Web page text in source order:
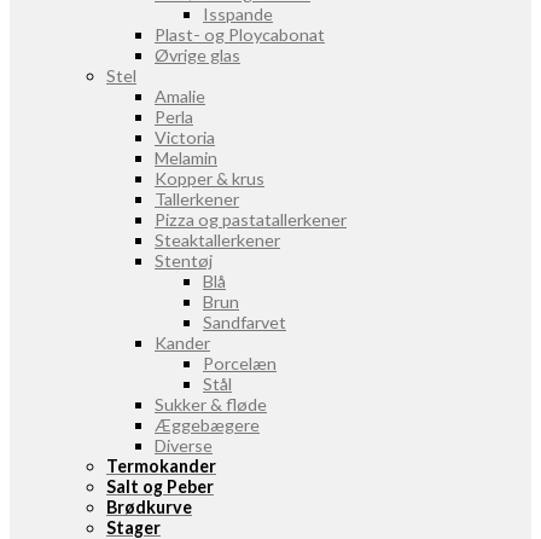
Isspande
Plast- og Ploycabonat
Øvrige glas
Stel
Amalie
Perla
Victoria
Melamin
Kopper & krus
Tallerkener
Pizza og pastatallerkener
Steaktallerkener
Stentøj
Blå
Brun
Sandfarvet
Kander
Porcelæn
Stål
Sukker & fløde
Æggebægere
Diverse
Termokander
Salt og Peber
Brødkurve
Stager